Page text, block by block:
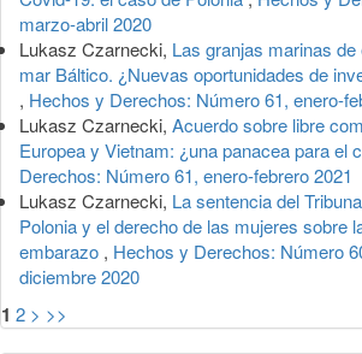
marzo-abril 2020
Lukasz Czarnecki, Las granjas marinas
mar Báltico. ¿Nuevas oportunidades de
, Hechos y Derechos: Número 61, enero-
Lukasz Czarnecki, Acuerdo sobre libre
Europea y Vietnam: ¿una panacea para el
Derechos: Número 61, enero-febrero 2021
Lukasz Czarnecki, La sentencia del
Polonia y el derecho de las mujeres sobre
embarazo , Hechos y Derechos: Número
diciembre 2020
1 2 > >>